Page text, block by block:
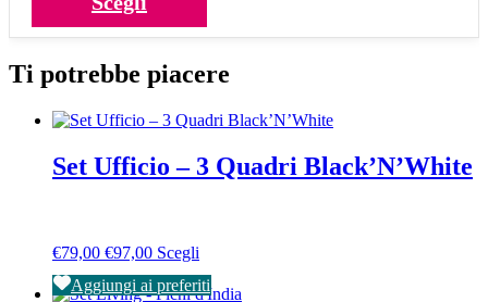
prodotto
ha
varianti.
opzioni
essere
scelte
Ti potrebbe piacere
Set Ufficio – 3 Quadri Black’N’White
€79,00 €97,00Fascia
di
prezzo:
Scegli
prodotto
ha
Aggiungi ai preferiti